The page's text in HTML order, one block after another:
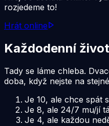
rozjedeme to!
Hrát online
Každodenní
Tady se láme chleba.
doba, když nejste na
Je 10, ale chce spát
Je 8, ale 24/7 mu/jí
Je 4, ale každou